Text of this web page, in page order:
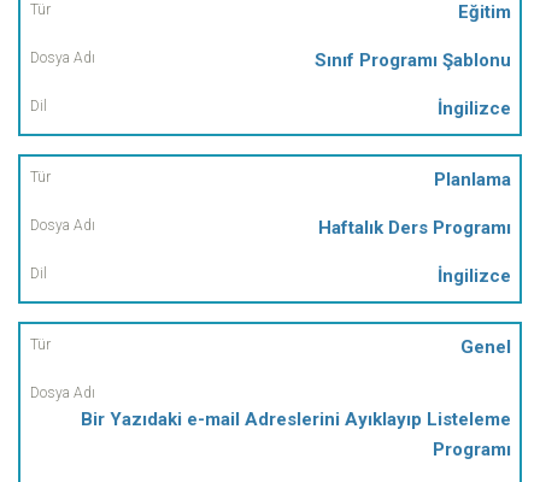
Eğitim
Sınıf Programı Şablonu
İngilizce
Planlama
Haftalık Ders Programı
İngilizce
Genel
Bir Yazıdaki e-mail Adreslerini Ayıklayıp Listeleme
Programı